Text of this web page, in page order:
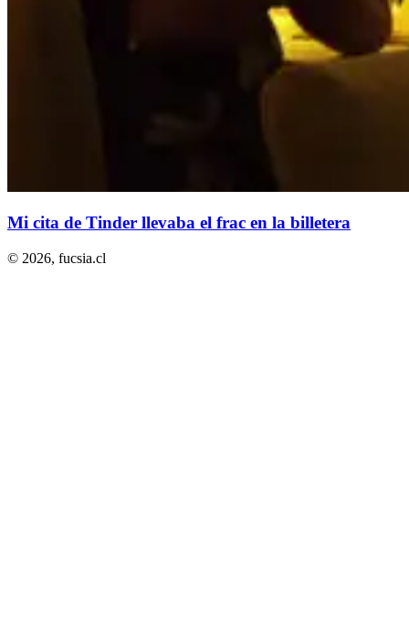
Mi cita de Tinder llevaba el frac en la billetera
© 2026, fucsia.cl